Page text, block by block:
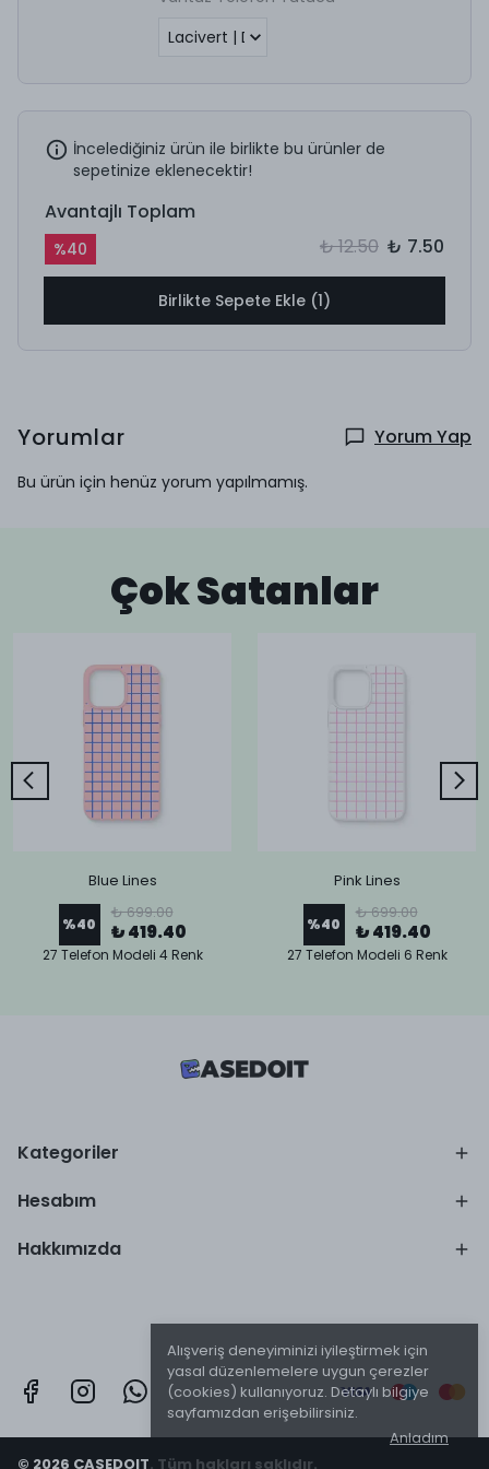
Alışveriş deneyiminizi iyileştirmek için
yasal düzenlemelere uygun çerezler
(cookies) kullanıyoruz. Detaylı bilgiye
sayfamızdan erişebilirsiniz.
Anladım
İncelediğiniz ürün ile birlikte bu ürünler de
sepetinize eklenecektir!
Avantajlı Toplam
%40 ₺ 12.50 ₺ 7.50
Birlikte Sepete Ekle (1)
Yorumlar Yorum Yap
Bu ürün için henüz yorum yapılmamış.
Çok Satanlar
Blue Lines
%40
₺ 699.00
₺ 419.40
27 Telefon Modeli 4 Renk
Pink Lines
%40
₺ 699.00
₺ 419.40
27 Telefon Modeli 6 Renk
Kategoriler
Hesabım
Hakkımızda
© 2026 CASEDOIT. Tüm hakları saklıdır.